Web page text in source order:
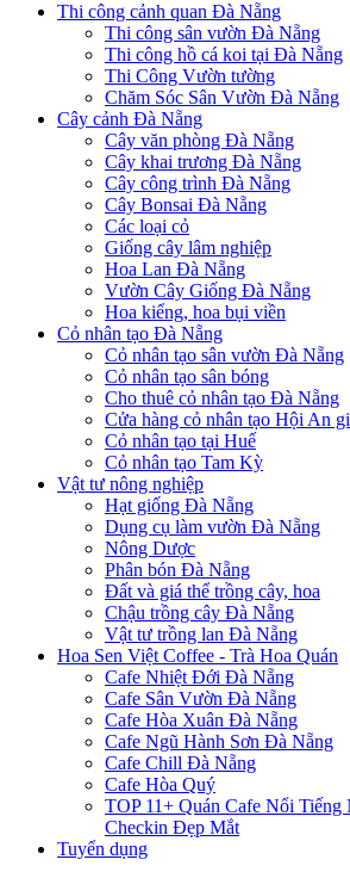
Thi công cảnh quan Đà Nẵng
Thi công sân vườn Đà Nẵng
Thi công hồ cá koi tại Đà Nẵng
Thi Công Vườn tường
Chăm Sóc Sân Vườn Đà Nẵng
Cây cảnh Đà Nẵng
Cây văn phòng Đà Nẵng
Cây khai trương Đà Nẵng
Cây công trình Đà Nẵng
Cây Bonsai Đà Nẵng
Các loại cỏ
Giống cây lâm nghiệp
Hoa Lan Đà Nẵng
Vườn Cây Giống Đà Nẵng
Hoa kiểng, hoa bụi viền
Cỏ nhân tạo Đà Nẵng
Cỏ nhân tạo sân vườn Đà Nẵng
Cỏ nhân tạo sân bóng
Cho thuê cỏ nhân tạo Đà Nẵng
Cửa hàng cỏ nhân tạo Hội An
Cỏ nhân tạo tại Huế
Cỏ nhân tạo Tam Kỳ
Vật tư nông nghiệp
Hạt giống Đà Nẵng
Dụng cụ làm vườn Đà Nẵng
Nông Dược
Phân bón Đà Nẵng
Đất và giá thể trồng cây, hoa
Chậu trồng cây Đà Nẵng
Vật tư trồng lan Đà Nẵng
Hoa Sen Việt Coffee - Trà Hoa Quán
Cafe Nhiệt Đới Đà Nẵng
Cafe Sân Vườn Đà Nẵng
Cafe Hòa Xuân Đà Nẵng
Cafe Ngũ Hành Sơn Đà Nẵng
Cafe Chill Đà Nẵng
Cafe Hòa Quý
TOP 11+ Quán Cafe Nổi
Checkin Đẹp Mắt
Tuyển dụng